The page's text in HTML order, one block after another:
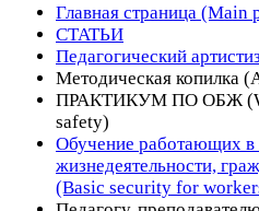
Главная страница (Main
СТАТЬИ
Педагогический
Методическая копилка
ПРАКТИКУМ ПО ОБЖ
safety)
Обучение работающих в
жизнедеятельности,
(Basic security for